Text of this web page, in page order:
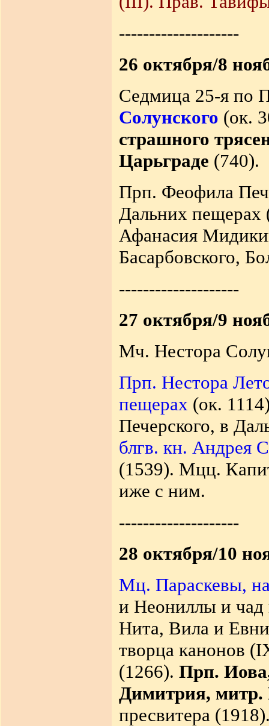
--------------------
26 октября/8
Седмица 25-я по
Солунского (ок.
страшного
Царьграде (740).
Прп. Феофила
Дальних
Афанасия
Басарбовского,
--------------------
27 октября/9
Мч. Нестора
Прп. Нестора
пещерах (ок.
Печерского, в
блгв. кн. Андрея
(1539). Мцц.
иже с ним.
--------------------
28 октября/10
Мц. Параскевы,
и Неониллы и чад
Нита, Вила и
творца канонов
(1266). Прп.
Димитрия, митр.
пресвитера